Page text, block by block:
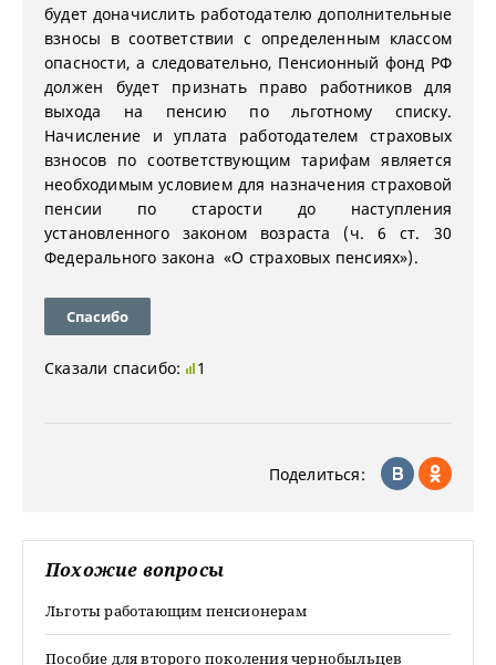
будет доначислить работодателю дополнительные
взносы в соответствии с определенным классом
опасности, а следовательно, Пенсионный фонд РФ
должен будет признать право работников для
выхода на пенсию по льготному списку.
Начисление и уплата работодателем страховых
взносов по соответствующим тарифам является
необходимым условием для назначения страховой
пенсии по старости до наступления
установленного законом возраста (ч. 6 ст. 30
Федерального закона «О страховых пенсиях»).
Спасибо
Сказали спасибо: 1
Поделиться:
Похожие вопросы
Льготы работающим пенсионерам
Пособие для второго поколения чернобыльцев